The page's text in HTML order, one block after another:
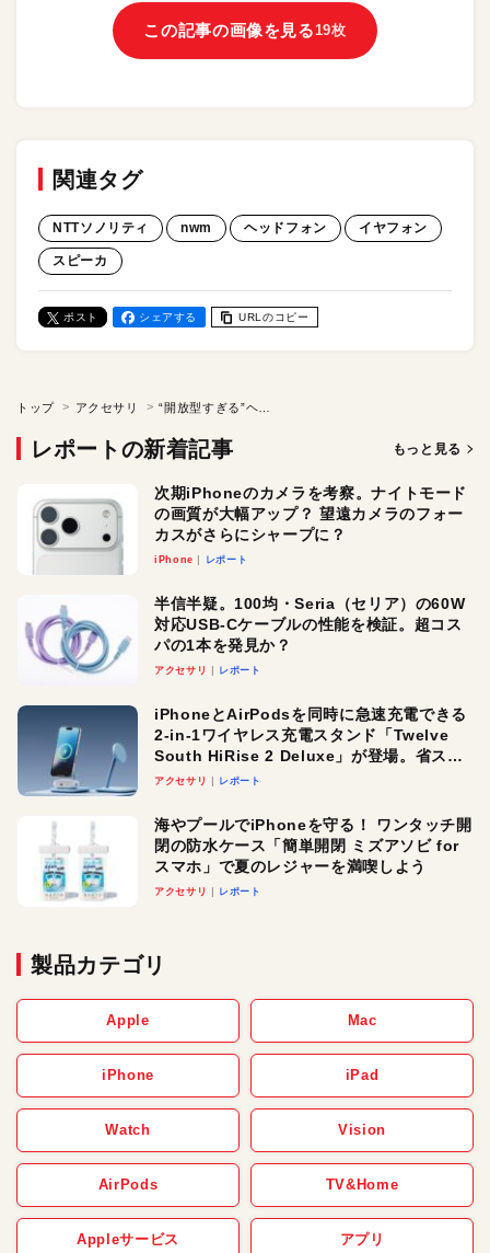
この記事の画像を見る 19枚
関連タグ
NTTソノリティ nwm ヘッドフォン イヤフォン
スピーカ
ポスト シェアする URLのコピー
トップ アクセサリ
レポートの新着記事 もっと見る
次期iPhoneのカメラを考察。ナイトモード
の画質が大幅アップ？ 望遠カメラのフォー
カスがさらにシャープに？
iPhone レポート
半信半疑。100均・Seria（セリア）の60W
対応USB-Cケーブルの性能を検証。超コス
パの1本を発見か？
アクセサリ レポート
iPhoneとAirPodsを同時に急速充電できる
2-in-1ワイヤレス充電スタンド「Twelve
South HiRise 2 Deluxe」が登場。省スペ
ースでおしゃれに充電したい人にオスス
アクセサリ レポート
海やプールでiPhoneを守る！ ワンタッチ開
閉の防水ケース「簡単開閉 ミズアソビ for
スマホ」で夏のレジャーを満喫しよう
アクセサリ レポート
製品カテゴリ
Apple Mac
iPhone iPad
Watch Vision
AirPods TV&Home
Appleサービス アプリ